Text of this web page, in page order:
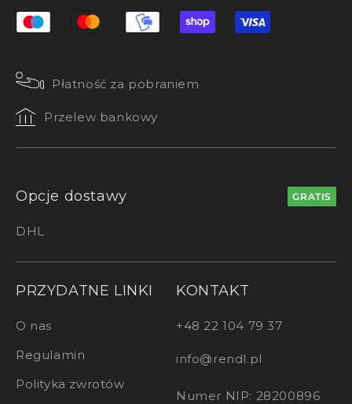
Płatność za pobraniem
Przelew bankowy
Opcje dostawy GRATIS
DHL
PRZYDATNE LINKI
O nas
Regulamin
Polityka zwrotów
KONTAKT
+48 22 104 79 37
info@rendl.pl
Numer NIP: 28200896